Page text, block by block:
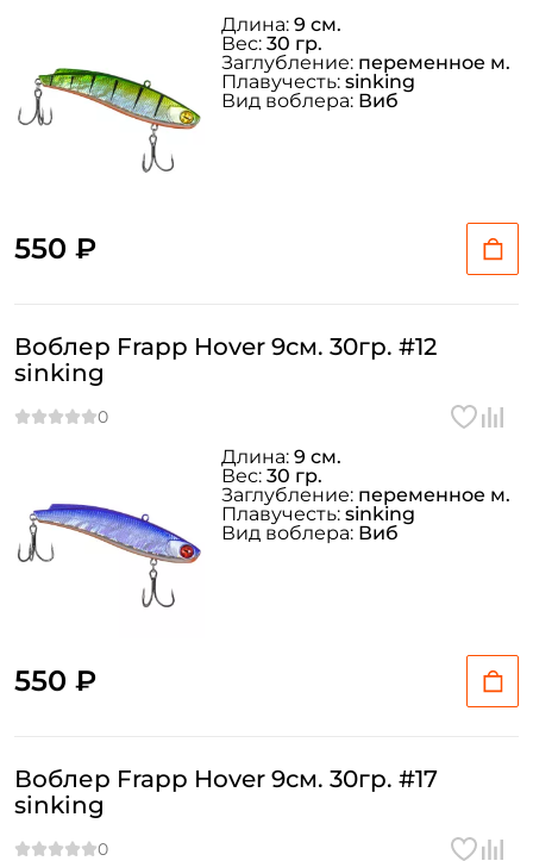
550 ₽
Длина: 9 см.
Вес: 30 гр.
Заглубление: переменное м.
Плавучесть: sinking
Вид воблера: Виб
Воблер Frapp Hover 9см. 30гр. #12
sinking
550 ₽
Длина: 9 см.
Вес: 30 гр.
Заглубление: переменное м.
Плавучесть: sinking
Вид воблера: Виб
Воблер Frapp Hover 9см. 30гр. #17
sinking